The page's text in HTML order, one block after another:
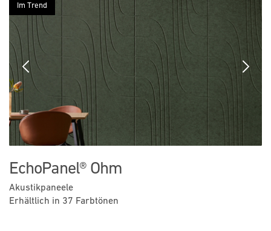
Previous Next
Im Trend
EchoPanel® Ohm
Akustikpaneele
Erhältlich in 37 Farbtönen